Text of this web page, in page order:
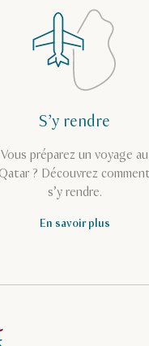
S’y rendre
Vous préparez un voyage au
? Découvrez
s’y rendre.
En savoir plus
de Visit Qatar